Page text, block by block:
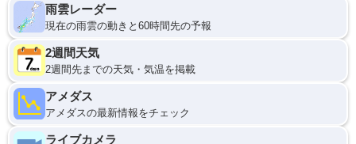
雨雲レーダー
現在の雨雲の動きと60時間先の予報
2週間天気
2週間先までの天気・気温を掲載
アメダス
アメダスの最新情報をチェック
ライブカメラ